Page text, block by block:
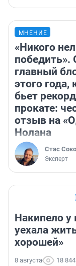
МНЕНИЕ
«Никого
победить».
главный
этого года,
бьет
прокате:
отзыв на
Нолана
Стас
Эксперт
Накипело
уехала
хорошей»
8 августа 18 844